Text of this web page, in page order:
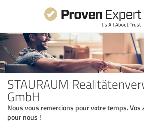
STAURAUM
GmbH
Nous vous remercions pour votre temps.
pour nous !